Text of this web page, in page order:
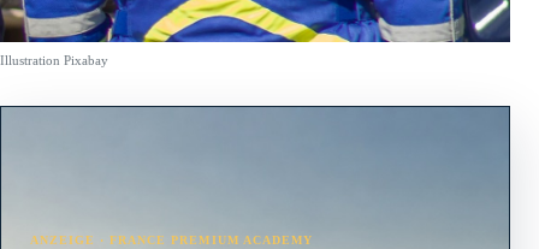
Illustration Pixabay
ANZEIGE · FRANCE PREMIUM ACADEMY